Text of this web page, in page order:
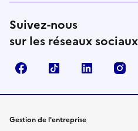
Suivez-nous
sur les réseaux sociaux
FacebookTikTok Linkedin
Gestion de l'entreprise